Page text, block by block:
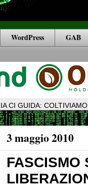
WordPress GAB
CI GUIDA:
3 maggio 2010
FASCISMO